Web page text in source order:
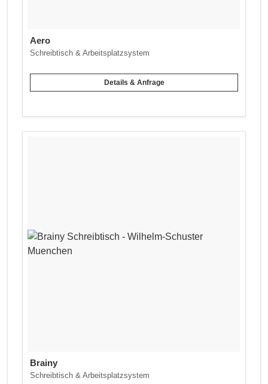
Aero
Schreibtisch & Arbeitsplatzsystem
Details & Anfrage
Brainy
Schreibtisch & Arbeitsplatzsystem